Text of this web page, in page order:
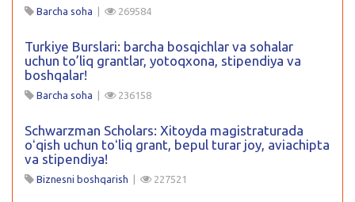
Barcha soha 269584
Turkiye Burslari: barcha bosqichlar va sohalar
uchun to’liq grantlar, yotoqxona, stipendiya va
boshqalar!
Barcha soha 236158
Schwarzman Scholars: Xitoyda magistraturada
oʻqish uchun toʻliq grant, bepul turar joy, aviachipta
va stipendiya!
Biznesni boshqarish 227521